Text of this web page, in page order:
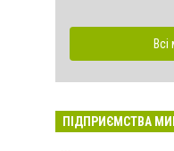
Всі
ПІДПРИЄМСТВА